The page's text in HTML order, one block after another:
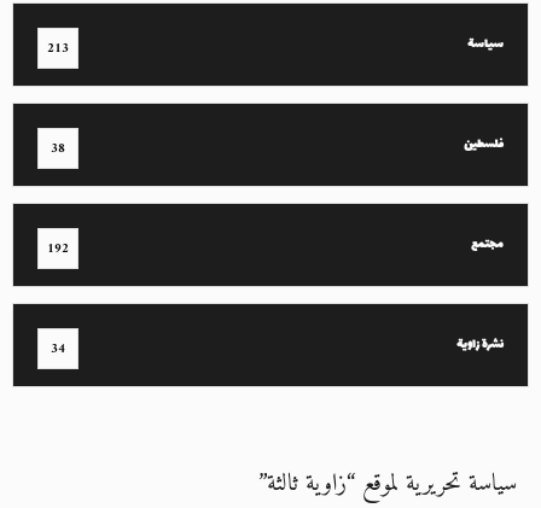
سياسة 213
فلسطين 38
مجتمع 192
نشرة زاوية 34
سياسة تحريرية لموقع “زاوية ثالثة”